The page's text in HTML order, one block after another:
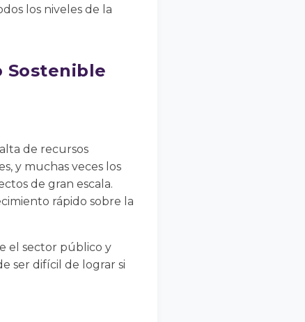
los niveles de la
Sostenible
de recursos
y muchas veces los
de gran escala.
rápido sobre la
el sector público y
ser difícil de lograr si